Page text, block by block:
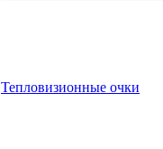
Тепловизионные очки